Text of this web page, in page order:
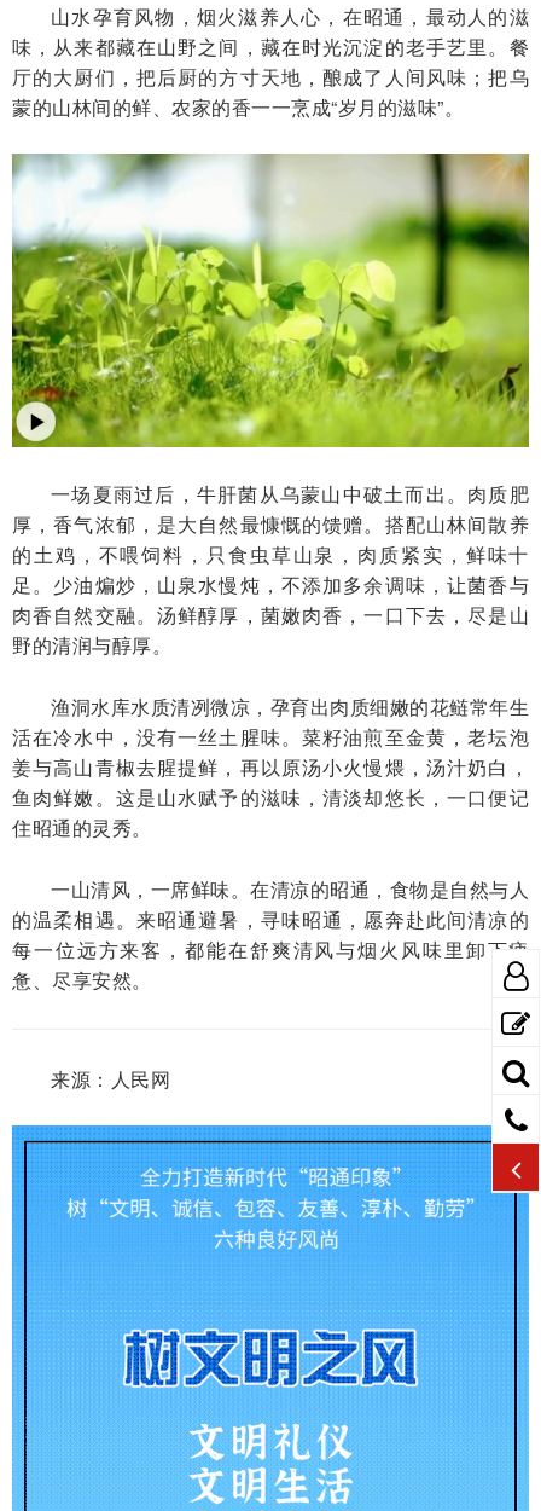
山水孕育风物，烟火滋养人心，在昭通，最动人的滋
味，从来都藏在山野之间，藏在时光沉淀的老手艺里。餐
厅的大厨们，把后厨的方寸天地，酿成了人间风味；把乌
蒙的山林间的鲜、农家的香一一烹成“岁月的滋味”。
一场夏雨过后，牛肝菌从乌蒙山中破土而出。肉质肥
厚，香气浓郁，是大自然最慷慨的馈赠。搭配山林间散养
的土鸡，不喂饲料，只食虫草山泉，肉质紧实，鲜味十
足。少油煸炒，山泉水慢炖，不添加多余调味，让菌香与
肉香自然交融。汤鲜醇厚，菌嫩肉香，一口下去，尽是山
野的清润与醇厚。
渔洞水库水质清冽微凉，孕育出肉质细嫩的花鲢常年生
活在冷水中，没有一丝土腥味。菜籽油煎至金黄，老坛泡
姜与高山青椒去腥提鲜，再以原汤小火慢煨，汤汁奶白，
鱼肉鲜嫩。这是山水赋予的滋味，清淡却悠长，一口便记
住昭通的灵秀。
一山清风，一席鲜味。在清凉的昭通，食物是自然与人
的温柔相遇。来昭通避暑，寻味昭通，愿奔赴此间清凉的
每一位远方来客，都能在舒爽清风与烟火风味里卸下疲
惫、尽享安然。
来源：人民网